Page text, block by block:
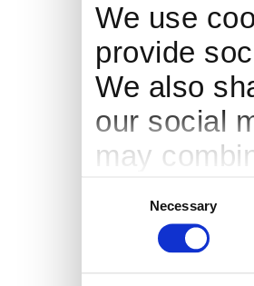
We use
provide
We also
our social
may
services.
Necessary